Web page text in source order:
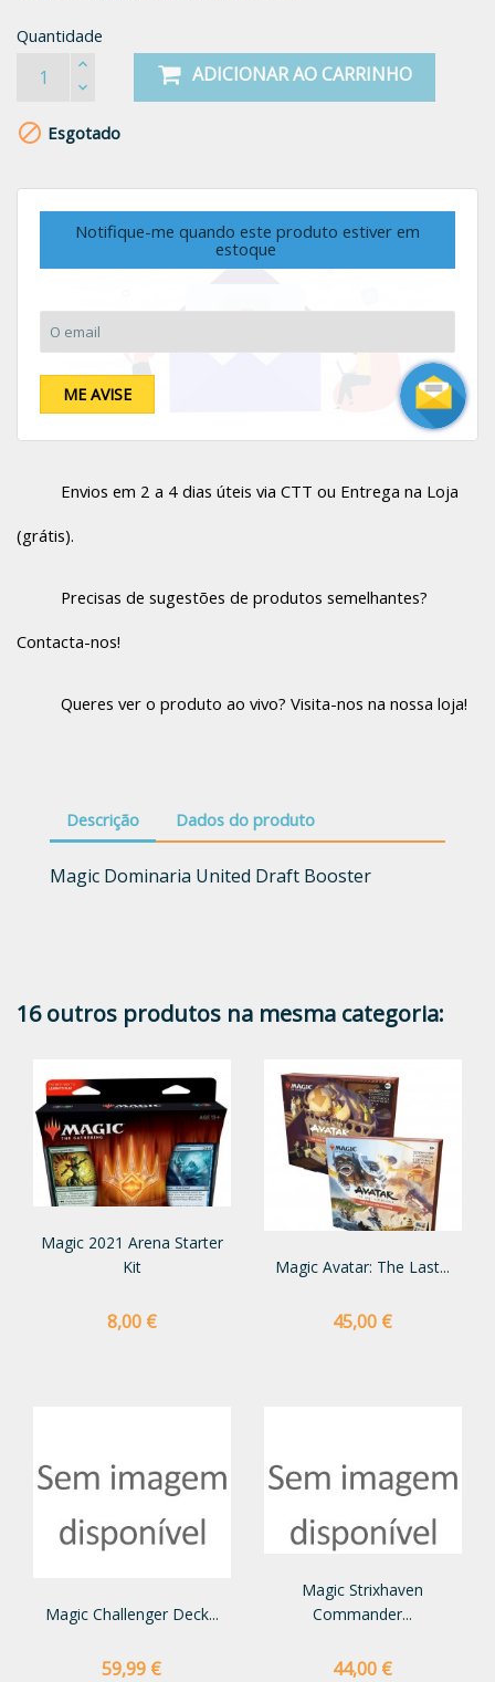
Quantidade
ADICIONAR AO CARRINHO
 Esgotado
Notifique-me quando este produto estiver em
estoque
ME AVISE
Envios em 2 a 4 dias úteis via CTT ou Entrega na Loja
(grátis).
Precisas de sugestões de produtos semelhantes?
Contacta-nos!
Queres ver o produto ao vivo? Visita-nos na nossa loja!
Descrição Dados do produto
Magic Dominaria United Draft Booster
16 outros produtos na mesma categoria:
Magic 2021 Arena Starter
Kit
Preço
8,00 €
Magic Avatar: The Last...
Preço
45,00 €
Magic Challenger Deck...
Preço
59,99 €
Magic Strixhaven
Commander...
Preço
44,00 €